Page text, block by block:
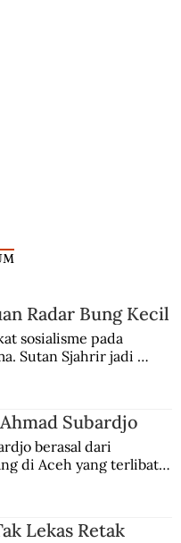
WaktuRadar Bung Kecil
sosialisme pada
Sutan Sjahrir jadi
Subardjo
berasal dari
di Aceh yang terlibat
Lekas Retak